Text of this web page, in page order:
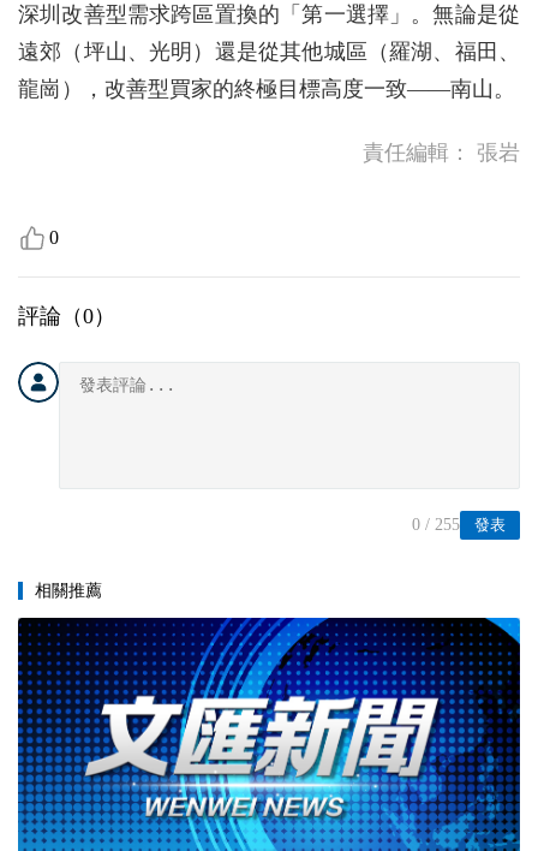
深圳改善型需求跨區置換的「第一選擇」。無論是從
遠郊（坪山、光明）還是從其他城區（羅湖、福田、
龍崗），改善型買家的終極目標高度一致——南山。
責任編輯： 張岩
0
評論（0）
發表
0 / 255
相關推薦